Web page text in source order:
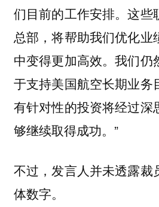
们目前的工作安排。这些
总部，将帮助我们优化业
中变得更加高效。我们仍
于支持美国航空长期业务
有针对性的投资将经过深
够继续取得成功。”
不过，发言人并未透露裁
体数字。